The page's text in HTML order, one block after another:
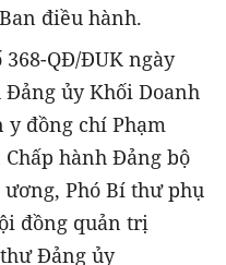
điều hành.
QĐ/ĐUK ngày
Đảng ủy Khối Doanh
đồng chí Phạm
hành Đảng bộ
Phó Bí thư phụ
đồng quản trị
Đảng ủy